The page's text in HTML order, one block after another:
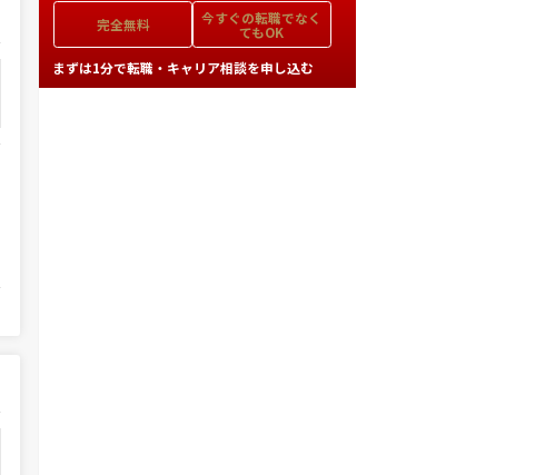
完全無料 今すぐの転職でなく
てもOK
まずは1分で転職・キャリア相談を申し込む